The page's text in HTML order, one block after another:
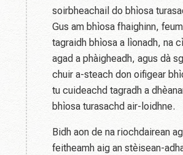
soirbheachail do bhìosa
Gus am bhìosa fhaighinn,
tagraidh bhìosa a lìonadh, na
agad a phàigheadh, agus dà
chuir a-steach don oifigear
tu cuideachd tagradh a
bhìosa turasachd air-loidhne.
Bidh aon de na riochdairean
feitheamh aig an stèisean-